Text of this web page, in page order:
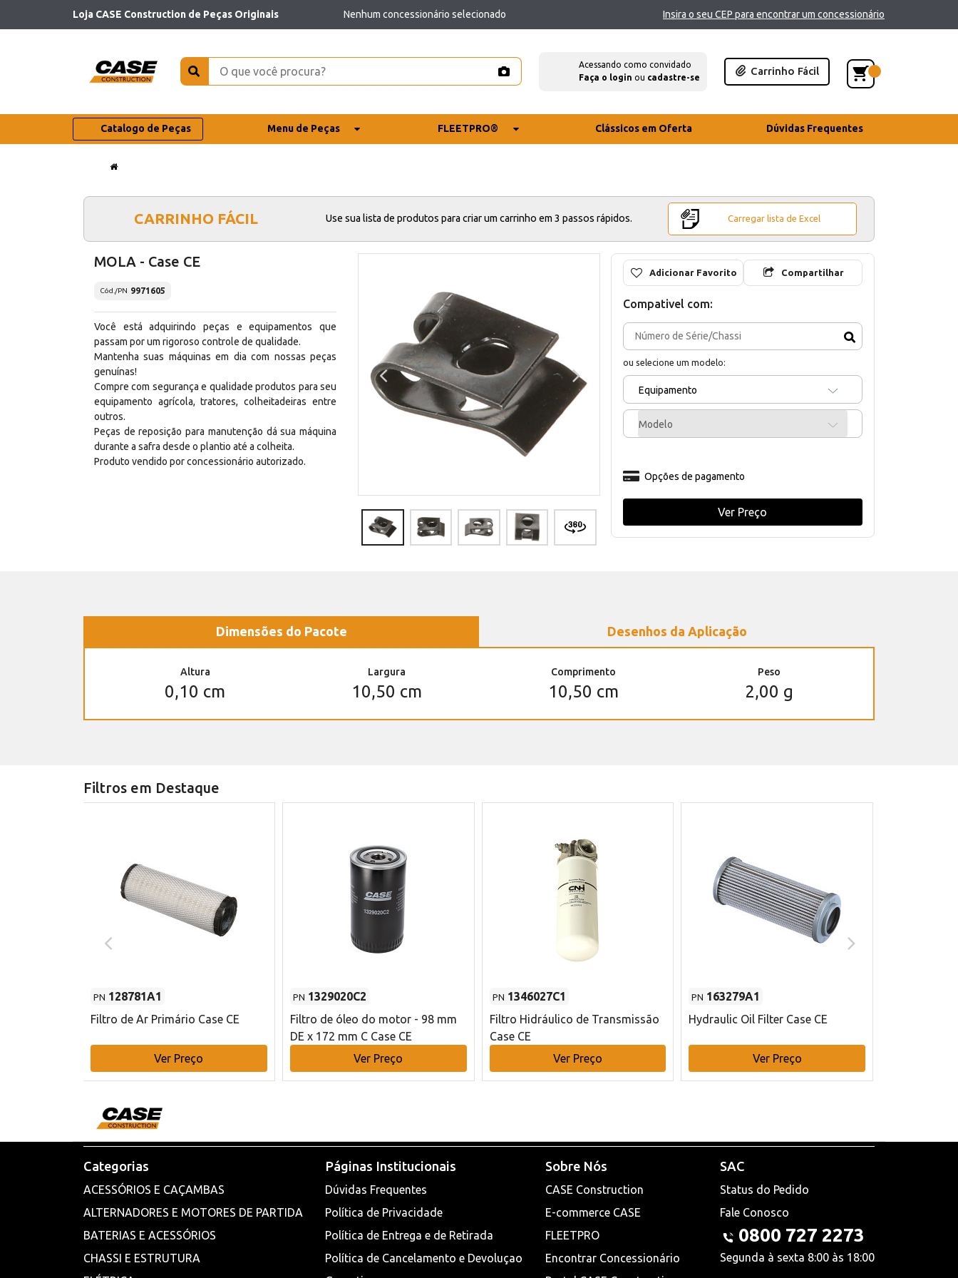
Loja CASE Construction de Peças Originais Nenhum concessionário selecionado Insira o seu CEP para encontrar um concessionário
Acessando como convidado
Faça o login ou cadastre-se
Carrinho Fácil
Catalogo de Peças Menu de Peças FLEETPRO® Clássicos em Oferta Dúvidas Frequentes
CARRINHO FÁCIL Use sua lista de produtos para criar um carrinho em 3 passos rápidos. Carregar lista de Excel
MOLA - Case CE
Cód./PN 9971605
Você está adquirindo peças e equipamentos que
passam por um rigoroso controle de qualidade.
Mantenha suas máquinas em dia com nossas peças
genuínas!
Compre com segurança e qualidade produtos para seu
equipamento agrícola, tratores, colheitadeiras entre
outros.
Peças de reposição para manutenção dá sua máquina
durante a safra desde o plantio até a colheita.
Produto vendido por concessionário autorizado.
Adicionar Favorito Compartilhar
Compativel com:
ou selecione um modelo:
Equipamento
Modelo
Opções de pagamento
Ver Preço
Dimensões do Pacote Desenhos da Aplicação
Altura
0,10 cm
Largura
10,50 cm
Comprimento
10,50 cm
Peso
2,00 g
Filtros em Destaque
PN 128781A1
Filtro de Ar Primário Case CE
Ver Preço
PN 1329020C2
Filtro de óleo do motor - 98 mm
DE x 172 mm C Case CE
Ver Preço
PN 1346027C1
Filtro Hidráulico de Transmissão
Case CE
Ver Preço
PN 163279A1
Hydraulic Oil Filter Case CE
Ver Preço
Categorias
ACESSÓRIOS E CAÇAMBAS
ALTERNADORES E MOTORES DE PARTIDA
BATERIAS E ACESSÓRIOS
CHASSI E ESTRUTURA
Páginas Institucionais
Dúvidas Frequentes
Política de Privacidade
Política de Entrega e de Retirada
Política de Cancelamento e Devoluçao
Sobre Nós
CASE Construction
E-commerce CASE
FLEETPRO
Encontrar Concessionário
SAC
Status do Pedido
Fale Conosco
0800 727 2273
Segunda à sexta 8:00 às 18:00